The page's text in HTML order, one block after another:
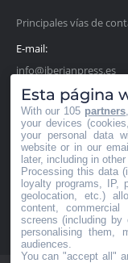
Principales vías de
E-mail:
info@iberianpress.es
Teléfono:
+34 911863556
Fax:
+34 911863556
Encuéntranos en:
Facebook
page
opens
X
page
opens
YouTube
page
opens
Rss
page
Esta página
With our 105 partners
your devices
your personal data
website or in our
later, including in other
Processing this data
loyalty programs, IP,
geolocation, etc.)
content,
screens (including by
personalising them,
audiences.
You can "accept all"